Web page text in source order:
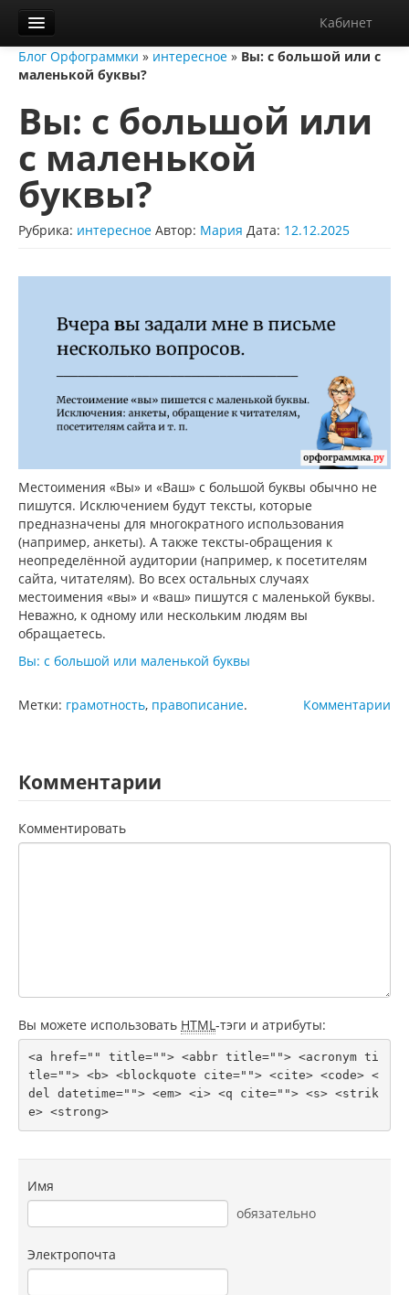
Кабинет
Орфограммка
Блог
О нас
Контакты
Справка
Диктанты
Блог Орфограммки » интересное » Вы: с большой или с
маленькой буквы?
Вы: с большой или
с маленькой
буквы?
Рубрика: интересное Автор: Мария Дата: 12.12.2025
Местоимения «Вы» и «Ваш» с большой буквы обычно не
пишутся. Исключением будут тексты, которые
предназначены для многократного использования
(например, анкеты). А также тексты-обращения к
неопределённой аудитории (например, к посетителям
сайта, читателям). Во всех остальных случаях
местоимения «вы» и «ваш» пишутся с маленькой буквы.
Неважно, к одному или нескольким людям вы
обращаетесь.
Вы: с большой или маленькой буквы
Комментарии
Метки: грамотность, правописание.
Комментарии
Комментировать
Вы можете использовать HTML -тэги и атрибуты:
<a href="" title=""> <abbr title=""> <acronym ti
tle=""> <b> <blockquote cite=""> <cite> <code> <
del datetime=""> <em> <i> <q cite=""> <s> <strik
e> <strong>
Имя
обязательно
Электропочта